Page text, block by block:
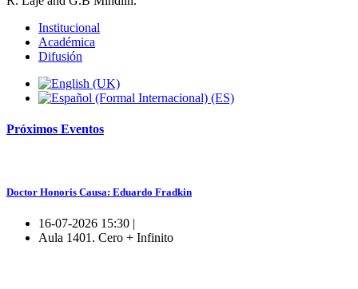
Institucional
Académica
Difusión
Próximos Eventos
Doctor Honoris Causa: Eduardo Fradkin
16-07-2026 15:30 |
Aula 1401. Cero + Infinito